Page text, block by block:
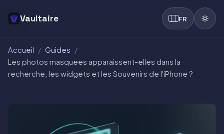
Vaultaire FR
Accueil / Guides /
Les photos masquees apparaissent-elles dans la
recherche, les widgets et les Souvenirs de l'iPhone ?